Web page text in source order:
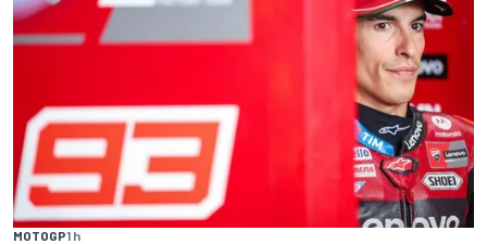
MOTOGP1 h